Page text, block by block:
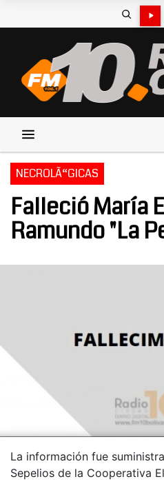
NECROLÃ“GICAS
Falleció María
Ramundo "La
La información fue
Sepelios de la Cooperativa